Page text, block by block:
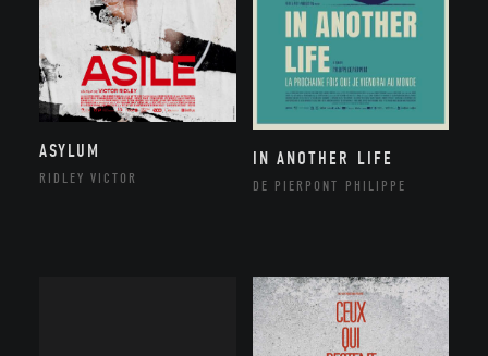
ASYLUM
RIDLEY VICTOR
IN ANOTHER LIFE
DE PIERPONT PHILIPPE